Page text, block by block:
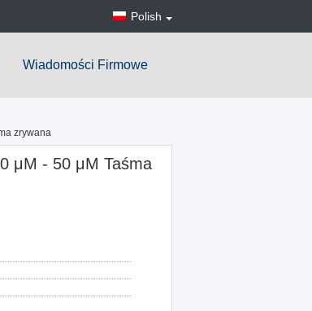
Polish
Wiadomości Firmowe
zrywana
μM - 50 μM Taśma